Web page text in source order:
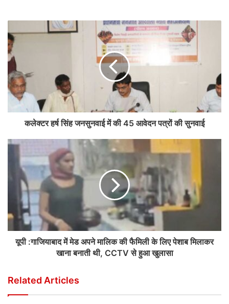
कलेक्टर हर्ष सिंह जनसुनवाई में की 45 आवेदन पत्रों की सुनवाई
यूपी :गाजियाबाद में मेड अपने मालिक की फैमिली के लिए पेशाब मिलाकर
खाना बनाती थी, CCTV से हुआ खुलासा
Related Articles